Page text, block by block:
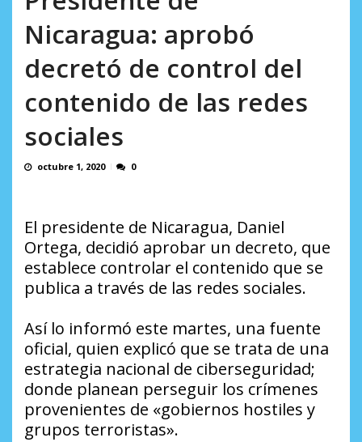
Nicaragua: aprobó
decretó de control del
contenido de las redes
sociales
octubre 1, 2020 0
El presidente de Nicaragua, Daniel
Ortega, decidió aprobar un decreto, que
establece controlar el contenido que se
publica a través de las redes sociales.
Así lo informó este martes, una fuente
oficial, quien explicó que se trata de una
estrategia nacional de ciberseguridad;
donde planean perseguir los crímenes
provenientes de «gobiernos hostiles y
grupos terroristas».